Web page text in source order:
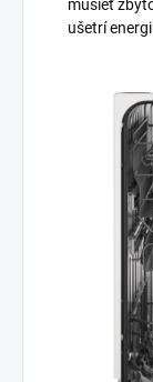
musieť
ušetrí